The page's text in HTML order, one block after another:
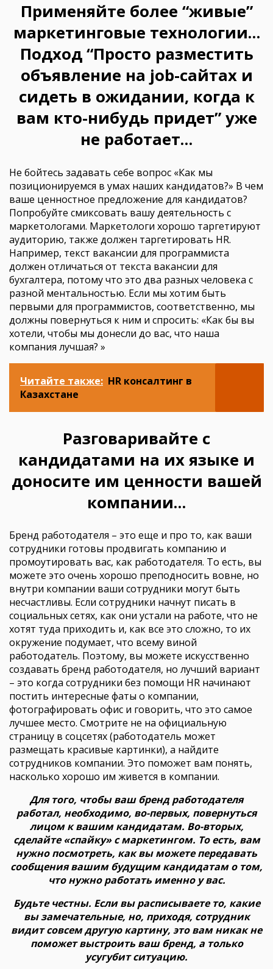
Применяйте более “живые”
маркетинговые технологии…
Подход “Просто разместить
объявление на job-сайтах и
сидеть в ожидании, когда к
вам кто-нибудь придет” уже
не работает…
Не бойтесь задавать себе вопрос «Как мы
позиционируемся в умах наших кандидатов?» В чем
ваше ценностное предложение для кандидатов?
Попробуйте смиксовать вашу деятельность с
маркетологами. Маркетологи хорошо таргетируют
аудиторию, также должен таргетировать HR.
Например, текст вакансии для программиста
должен отличаться от текста вакансии для
бухгалтера, потому что это два разных человека с
разной ментальностью. Если мы хотим быть
первыми для программистов, соответственно, мы
должны повернуться к ним и спросить: «Как бы вы
хотели, чтобы мы донесли до вас, что наша
компания лучшая? »
Читайте также: HR консалтинг в
Казахстане
Разговаривайте с
кандидатами на их языке и
доносите им ценности вашей
компании…
Бренд работодателя – это еще и про то, как ваши
сотрудники готовы продвигать компанию и
промоутировать вас, как работодателя. То есть, вы
можете это очень хорошо преподносить вовне, но
внутри компании ваши сотрудники могут быть
несчастливы. Если сотрудники начнут писать в
социальных сетях, как они устали на работе, что не
хотят туда приходить и, как все это сложно, то их
окружение подумает, что всему виной
работодатель. Поэтому, вы можете искусственно
создавать бренд работодателя, но лучший вариант
– это когда сотрудники без помощи HR начинают
постить интересные фаты о компании,
фотографировать офис и говорить, что это самое
лучшее место. Смотрите не на официальную
страницу в соцсетях (работодатель может
размещать красивые картинки), а найдите
сотрудников компании. Это поможет вам понять,
насколько хорошо им живется в компании.
Для того, чтобы ваш бренд работодателя
работал, необходимо, во-первых, повернуться
лицом к вашим кандидатам. Во-вторых,
сделайте «спайку» с маркетингом. То есть, вам
нужно посмотреть, как вы можете передавать
сообщения вашим будущим кандидатам о том,
что нужно работать именно у вас.
Будьте честны. Если вы расписываете то, какие
вы замечательные, но, приходя, сотрудник
видит совсем другую картину, это вам никак не
поможет выстроить ваш бренд, а только
усугубит ситуацию.